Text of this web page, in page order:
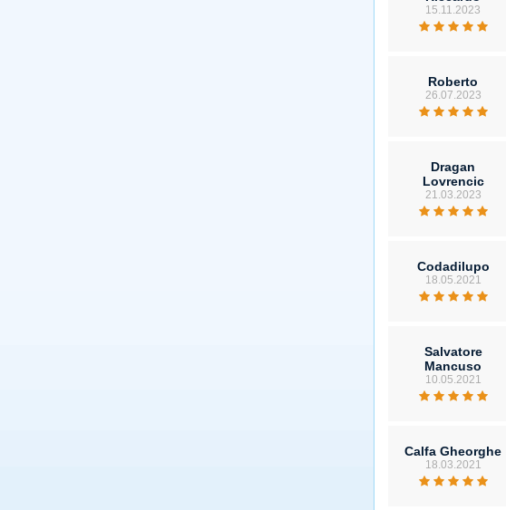
15.11.2023
Roberto
26.07.2023
Dragan
Lovrencic
21.03.2023
Codadilupo
18.05.2021
Salvatore
Mancuso
10.05.2021
Calfa Gheorghe
18.03.2021